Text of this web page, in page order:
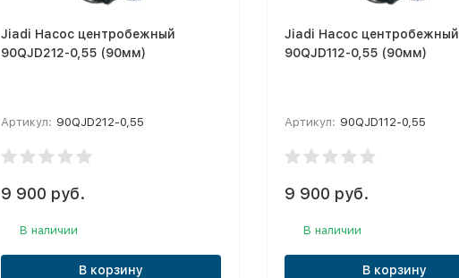
Jiadi Насос центробежный
90QJD212-0,55 (90мм)
Артикул: 90QJD212-0,55
9 900 руб.
В наличии
В корзину
Jiadi Насос центробежный
90QJD112-0,55 (90мм)
Артикул: 90QJD112-0,55
9 900 руб.
В наличии
В корзину